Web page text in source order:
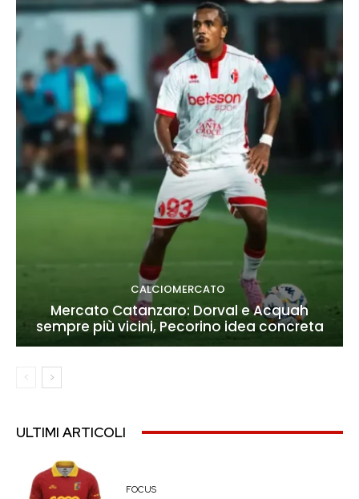
CALCIOMERCATO
Mercato Catanzaro: Dorval e Acquah
sempre più vicini, Pecorino idea concreta
ULTIMI ARTICOLI
FOCUS